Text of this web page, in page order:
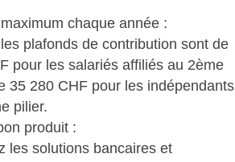
chaque année :
plafonds de contribution sont de
pour les salariés affiliés au 2ème
35 280 CHF pour les indépendants
pilier.
produit :
les solutions bancaires et